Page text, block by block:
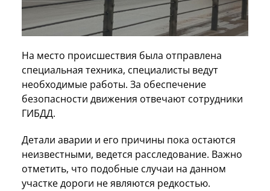
На место происшествия была отправлена
специальная техника, специалисты ведут
необходимые работы. За обеспечение
безопасности движения отвечают сотрудники
ГИБДД.
Детали аварии и его причины пока остаются
неизвестными, ведется расследование. Важно
отметить, что подобные случаи на данном
участке дороги не являются редкостью.